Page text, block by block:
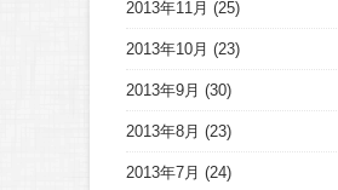
2013年11月 (25)
2013年10月 (23)
2013年9月 (30)
2013年8月 (23)
2013年7月 (24)